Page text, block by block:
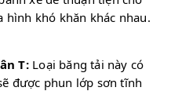
hình khó khăn khác nhau.
T:Loại băng tải này có
được phun lớp sơn tĩnh